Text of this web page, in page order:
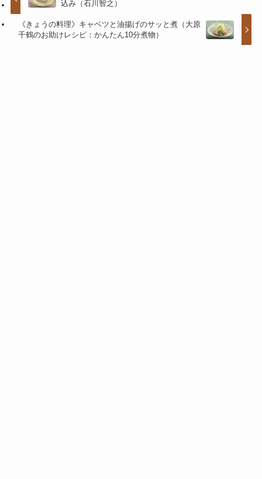
込み（石川智之）
《きょうの料理》キャベツと油揚げのサッと煮（大原
千鶴のお助けレシピ：かんたん10分煮物）